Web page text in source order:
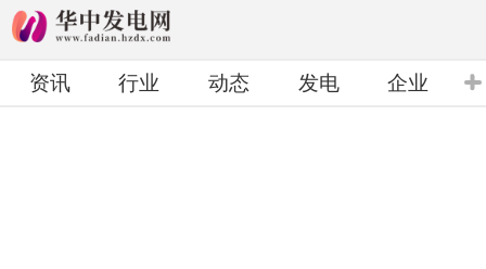
资讯 行业 动态 发电 企业
铭记先烈精神 投身乡村振兴